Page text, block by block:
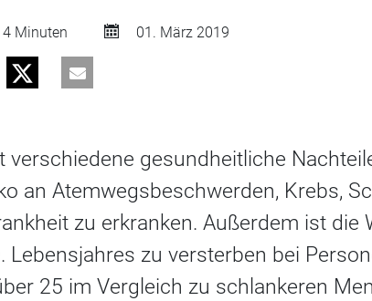
4 Minuten 01. März 2019
verschiedene gesundheitliche
an Atemwegsbeschwerden, Krebs,
zu erkranken. Außerdem ist die
Lebensjahres zu versterben bei
25 im Vergleich zu schlankeren